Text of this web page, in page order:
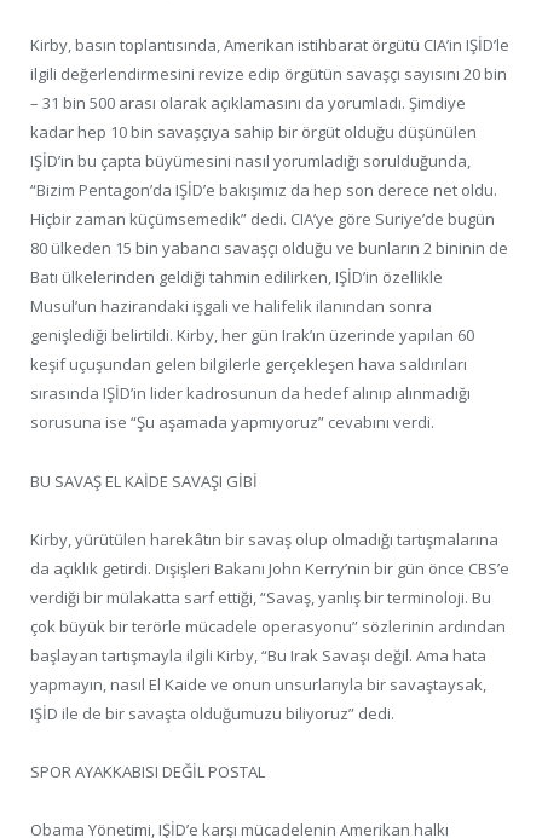
Kirby, basın toplantısında, Amerikan istihbarat örgütü CIA’in IŞİD’le
ilgili değerlendirmesini revize edip örgütün savaşçı sayısını 20 bin
– 31 bin 500 arası olarak açıklamasını da yorumladı. Şimdiye
kadar hep 10 bin savaşçıya sahip bir örgüt olduğu düşünülen
IŞİD’in bu çapta büyümesini nasıl yorumladığı sorulduğunda,
“Bizim Pentagon’da IŞİD’e bakışımız da hep son derece net oldu.
Hiçbir zaman küçümsemedik” dedi. CIA’ye göre Suriye’de bugün
80 ülkeden 15 bin yabancı savaşçı olduğu ve bunların 2 bininin de
Batı ülkelerinden geldiği tahmin edilirken, IŞİD’in özellikle
Musul’un hazirandaki işgali ve halifelik ilanından sonra
genişlediği belirtildi. Kirby, her gün Irak’ın üzerinde yapılan 60
keşif uçuşundan gelen bilgilerle gerçekleşen hava saldırıları
sırasında IŞİD’in lider kadrosunun da hedef alınıp alınmadığı
sorusuna ise “Şu aşamada yapmıyoruz” cevabını verdi.
BU SAVAŞ EL KAİDE SAVAŞI GİBİ
Kirby, yürütülen harekâtın bir savaş olup olmadığı tartışmalarına
da açıklık getirdi. Dışişleri Bakanı John Kerry’nin bir gün önce CBS’e
verdiği bir mülakatta sarf ettiği, “Savaş, yanlış bir terminoloji. Bu
çok büyük bir terörle mücadele operasyonu” sözlerinin ardından
başlayan tartışmayla ilgili Kirby, “Bu Irak Savaşı değil. Ama hata
yapmayın, nasıl El Kaide ve onun unsurlarıyla bir savaştaysak,
IŞİD ile de bir savaşta olduğumuzu biliyoruz” dedi.
SPOR AYAKKABISI DEĞİL POSTAL
Obama Yönetimi, IŞİD’e karşı mücadelenin Amerikan halkı